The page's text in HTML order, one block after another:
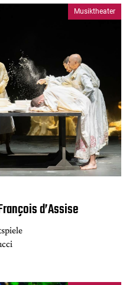
Musiktheater
d’Assise